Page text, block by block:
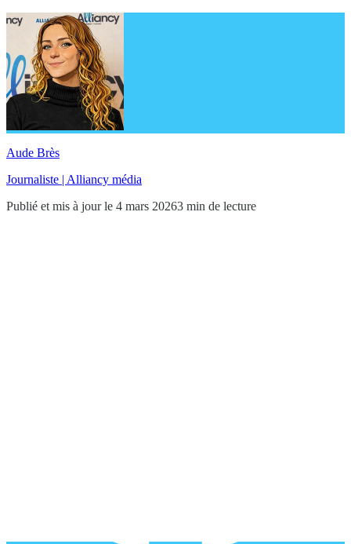
Aude Brès
Journaliste | Alliancy média
Publié et mis à jour le 4 mars 20263 min de lecture